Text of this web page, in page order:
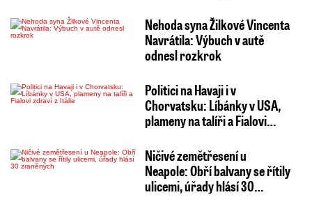
Nehoda syna Žilkové Vincenta
Navrátila: Výbuch v autě
odnesl rozkrok
Politici na Havaji i v
Chorvatsku: Líbánky v USA,
plameny na talíři a Fialovi…
Ničivé zemětřesení u
Neapole: Obří balvany se řítily
ulicemi, úřady hlásí 30…